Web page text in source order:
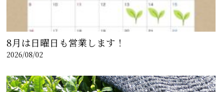
8月は日曜日も営業します！
2026/08/02